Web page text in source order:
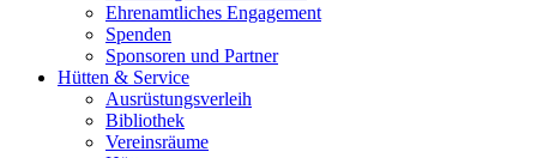
Ehrenamtliches Engagement
Spenden
Sponsoren und Partner
Hütten & Service
Ausrüstungsverleih
Bibliothek
Vereinsräume